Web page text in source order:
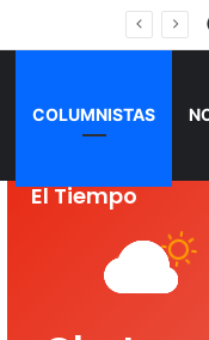
COLUMNISTAS
El Tiempo